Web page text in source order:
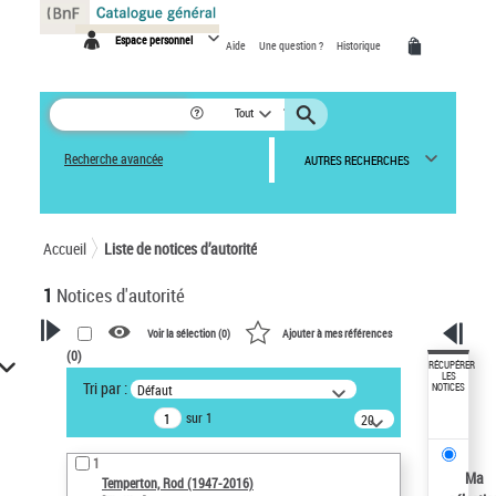
Espace personnel Aide Une question ? Historique
Tout
Recherche avancée AUTRES RECHERCHES
Accueil Liste de notices d’autorité
1 Notices d'autorité
VOTRE RECHERCHE
Recherche avancée dans les
notices d’autorité
Œuvres liées à l'auteur :
Temperton, Rod (1947-2016)
Voir la sélection (0) Ajouter à mes références
(0)
Tri par : Défaut
sur 1
20
résultats/page
1
Temperton, Rod (1947-2016)
RÉCUPÉRER
LES
NOTICES
Ma
Panneau de gestion des cookies